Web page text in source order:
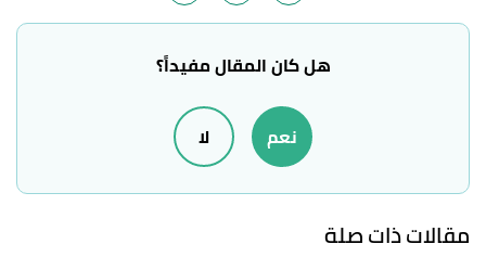
Gavin Walle (1/2/2018),"Tyrosine: Benefits,
12/2/2022. Edited.
Poonam Sachdev (5/10/2021),
Benefits of L-Tyrosine",webmd, Retrieved
12/2/2022. Edited.
هل كان المقال مفيداً؟
نعم لا
مقالات ذات صلة